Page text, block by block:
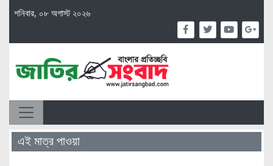
শনিবার, ০৮ অগাস্ট ২০২৬
এই মাত্র পাওয়া